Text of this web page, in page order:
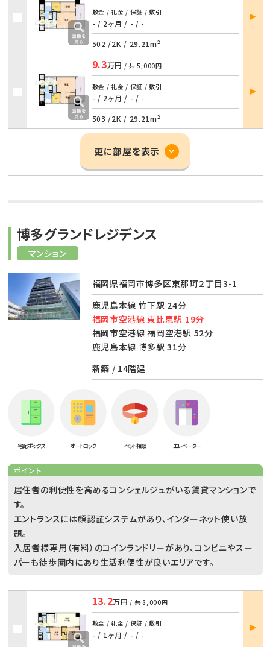
敷金 / 礼金 / 保証 / 敷引
- / 2ヶ月 / - / -
502 /2K / 29.21m²
部屋
詳細
9.3万円 / 共 5,000円
敷金 / 礼金 / 保証 / 敷引
- / 2ヶ月 / - / -
503 /2K / 29.21m²
部屋
詳細
更に部屋を表示
マンション
博多グランドレジデンス
福岡県福岡市博多区東那珂２丁目3-1
鹿児島本線 竹下駅 24分
福岡市空港線 東比恵駅 19分
福岡市空港線 福岡空港駅 52分
鹿児島本線 博多駅 31分
新築 / 14階建
宅配ボックス オートロック ペット相談 エレベーター
ポイント
居住者の利便性を高めるコンシェルジュがいる賃貸マンションで
す。
エントランスには顔認証システムがあり、インターネット使い放
題。
入居者様専用（有料）のコインランドリーがあり、コンビニやスー
パーも徒歩圏内にあり生活利便性が良いエリアです。
13.2万円 / 共 8,000円
敷金 / 礼金 / 保証 / 敷引
- / 1ヶ月 / - / -
部屋
詳細